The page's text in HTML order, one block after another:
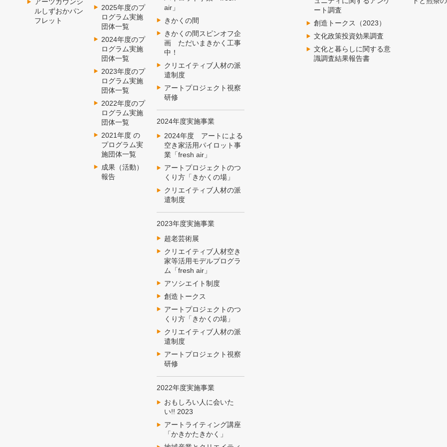
アーツカウンシ
ルしずおかパン
フレット
2025年度のプ
ログラム実施
団体一覧
2024年度のプ
ログラム実施
団体一覧
2023年度のプ
ログラム実施
団体一覧
2022年度のプ
ログラム実施
団体一覧
2021年度 の
プログラム実
施団体一覧
成果（活動）
報告
air」
きかくの間
きかくの間スピンオフ企
画 ただいまきかく工事
中！
クリエイティブ人材の派
遣制度
アートプロジェクト視察
研修
2024年度実施事業
2024年度 アートによる
空き家活用パイロット事
業「fresh air」
アートプロジェクトのつ
くり方「きかくの場」
クリエイティブ人材の派
遣制度
2023年度実施事業
超老芸術展
クリエイティブ人材空き
家等活用モデルプログラ
ム「fresh air」
アソシエイト制度
創造トークス
アートプロジェクトのつ
くり方「きかくの場」
クリエイティブ人材の派
遣制度
アートプロジェクト視察
研修
2022年度実施事業
おもしろい人に会いた
い!! 2023
アートライティング講座
「かきかたきかく」
ート調査
創造トークス（2023）
文化政策投資効果調査
文化と暮らしに関する意
識調査結果報告書